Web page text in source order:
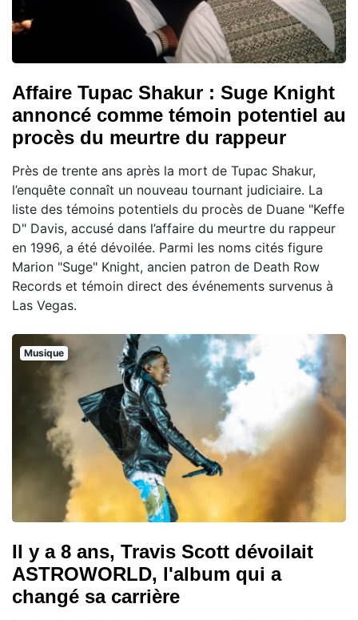
Affaire Tupac Shakur : Suge Knight
annoncé comme témoin potentiel au
procès du meurtre du rappeur
Près de trente ans après la mort de Tupac Shakur,
l’enquête connaît un nouveau tournant judiciaire. La
liste des témoins potentiels du procès de Duane "Keffe
D" Davis, accusé dans l’affaire du meurtre du rappeur
en 1996, a été dévoilée. Parmi les noms cités figure
Marion "Suge" Knight, ancien patron de Death Row
Records et témoin direct des événements survenus à
Las Vegas.
Musique
Il y a 8 ans, Travis Scott dévoilait
ASTROWORLD, l'album qui a
changé sa carrière